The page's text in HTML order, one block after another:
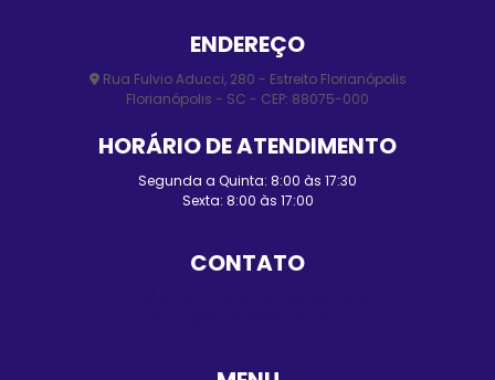
ENDEREÇO
Rua Fulvio Aducci, 280 - Estreito Florianópolis
Florianópolis - SC - CEP: 88075-000
HORÁRIO DE ATENDIMENTO
Segunda a Quinta: 8:00 às 17:30
Sexta: 8:00 às 17:00
CONTATO